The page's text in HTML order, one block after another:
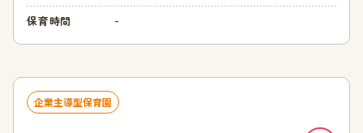
保育時間 -
企業主導型保育園